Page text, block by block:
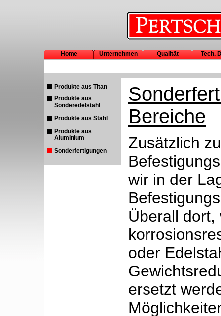
Home Unternehmen Qualität Tech.
Produkte aus Titan
Produkte aus
Sonderedelstahl
Produkte aus Stahl
Produkte aus
Aluminium
Sonderfertigungen
Bereiche
Zusätzlich
wir in der
Überall dort,
oder
ersetzt